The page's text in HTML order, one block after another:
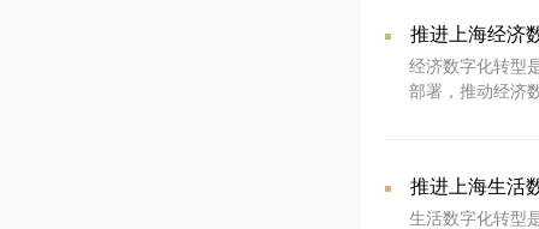
推进上海经济
经济数字化转型
部署，推动经济
推进上海生活
生活数字化转型